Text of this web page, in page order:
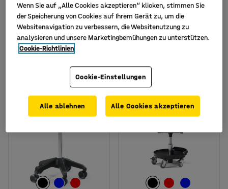
Mobiler Hocker BETA, H
430-560 mm,
Kunstleder, schwarz
Art. Nr.:360123
KAUFEN
Rollhocker JENSEN, H
540-800 mm, PU-Sitz in
schwarz
185,- €
Exkl. USt.
Wenn Sie auf „Alle Cookies akzeptieren“ klicken, stimmen Sie
der Speicherung von Cookies auf Ihrem Gerät zu, um die
Websitenavigation zu verbessern, die Websitenutzung zu
analysieren und unsere Marketingbemühungen zu unterstützen.
Cookie-Richtlinien
Cookie-Einstellungen
Alle ablehnen Alle Cookies akzeptieren